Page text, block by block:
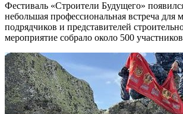
Фестиваль «Строители Будущего»
небольшая профессиональная встреча для
подрядчиков и представителей
мероприятие собрало около 500